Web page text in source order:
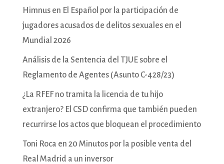
Himnus en El Español por la participación de
jugadores acusados de delitos sexuales en el
Mundial 2026
Análisis de la Sentencia del TJUE sobre el
Reglamento de Agentes (Asunto C-428/23)
¿La RFEF no tramita la licencia de tu hijo
extranjero? El CSD confirma que también pueden
recurrirse los actos que bloquean el procedimiento
Toni Roca en 20 Minutos por la posible venta del
Real Madrid a un inversor